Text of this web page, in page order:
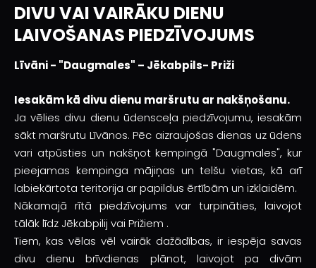
DIVU VAI VAIRĀKU DIENU
LAIVOŠANAS PIEDZĪVOJUMS
Līvāni - "Daugmales" – Jēkabpils- Priži
Iesakām kā divu dienu maršrutu ar nakšņošanu.
Ja vēlies divu dienu ūdensceļa piedzīvojumu, iesakām
sākt maršrutu Līvānos. Pēc aizraujošas dienas uz ūdens
vari atpūsties un nakšņot kempingā "Daugmales", kur
pieejamas kempinga mājiņas un telšu vietas, kā arī
labiekārtota teritorija ar papildus ērtībām un izklaidēm.
Nākamajā rītā piedzīvojums var turpināties, laivojot
tālāk līdz Jēkabpilij vai Prižiem .
Tiem, kas vēlas vēl vairāk dažādības, ir iespēja savas
divu dienu brīvdienas plānot, laivojot pa divām